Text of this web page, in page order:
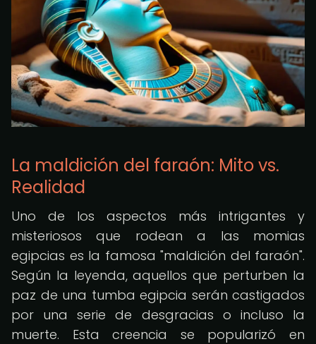
La maldición del faraón: Mito vs.
Realidad
Uno de los aspectos más intrigantes y
misteriosos que rodean a las momias
egipcias es la famosa "maldición del faraón".
Según la leyenda, aquellos que perturben la
paz de una tumba egipcia serán castigados
por una serie de desgracias o incluso la
muerte. Esta creencia se popularizó en